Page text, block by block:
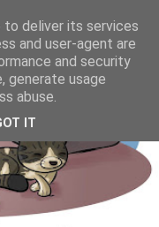
to deliver its services
and user-agent are
and security
generate usage
abuse.
IT